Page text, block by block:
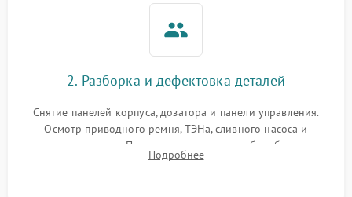
2. Разборка и дефектовка деталей
Снятие панелей корпуса, дозатора и панели управления.
Осмотр приводного ремня, ТЭНа, сливного насоса и
амортизаторов. Проверка подшипников барабана и
крестовины на износ, а манжеты люка на разрывы.
Подробнее